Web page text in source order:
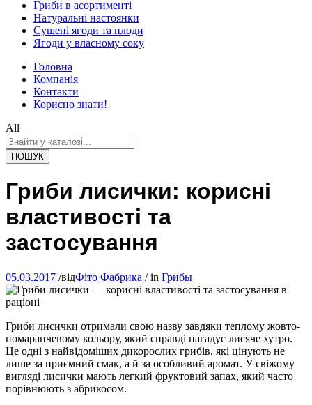
Гриби в асортименті
Натуральні настоянки
Сушені ягоди та плоди
Ягоди у власному соку
Головна
Компанія
Контакти
Корисно знати!
All
ПОШУК
Гриби лисички: корисні
властивості та
застосування
05.03.2017 /відФіто Фабрика /in Грибы
Гриби лисички отримали свою назву завдяки теплому жовто-
помаранчевому кольору, який справді нагадує лисяче хутро.
Це одні з найвідоміших дикорослих грибів, які цінують не
лише за приємний смак, а й за особливий аромат. У свіжому
вигляді лисички мають легкий фруктовий запах, який часто
порівнюють з абрикосом.